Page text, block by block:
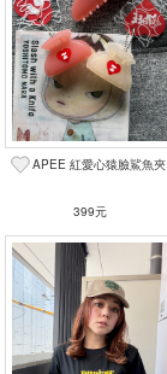
APEE 紅愛心猿臉鯊魚夾
399元